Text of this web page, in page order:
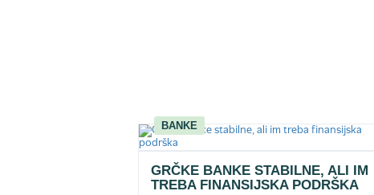
BANKE
GRČKE BANKE STABILNE, ALI IM
TREBA FINANSIJSKA PODRŠKA